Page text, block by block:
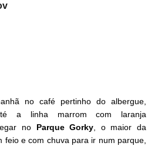
no café pertinho do albergue,
a linha marrom com laranja
no Parque Gorky, o maior da
feio e com chuva para ir num parque,